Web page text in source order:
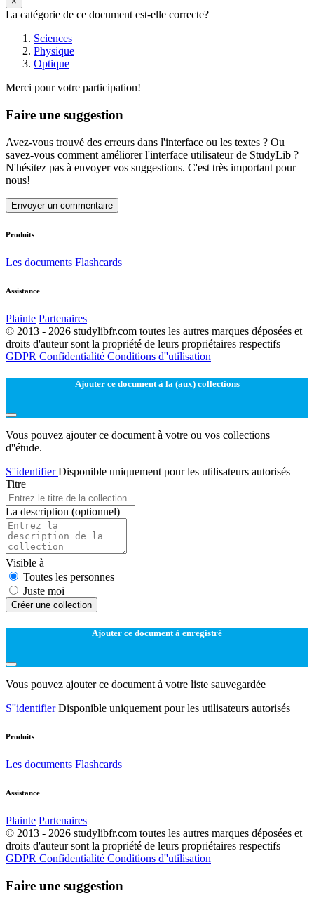
La catégorie de ce document est-elle correcte?
Sciences
Physique
Optique
Merci pour votre participation!
Faire une suggestion
Avez-vous trouvé des erreurs dans l'interface ou les textes ? Ou
savez-vous comment améliorer l'interface utilisateur de StudyLib ?
N'hésitez pas à envoyer vos suggestions. C'est très important pour
nous!
Envoyer un commentaire
Produits
Les documents Flashcards
Assistance
Plainte Partenaires
© 2013 - 2026 studylibfr.com toutes les autres marques déposées et
droits d'auteur sont la propriété de leurs propriétaires respectifs
GDPR Confidentialité Conditions d''utilisation
Ajouter ce document à la (aux) collections
Vous pouvez ajouter ce document à votre ou vos collections
d''étude.
S''identifierDisponible uniquement pour les utilisateurs autorisés
Titre
La description (optionnel)
Visible à
Toutes les personnes
Juste moi
Créer une collection
Ajouter ce document à enregistré
Vous pouvez ajouter ce document à votre liste sauvegardée
S''identifierDisponible uniquement pour les utilisateurs autorisés
Produits
Les documents Flashcards
Assistance
Plainte Partenaires
© 2013 - 2026 studylibfr.com toutes les autres marques déposées et
droits d'auteur sont la propriété de leurs propriétaires respectifs
GDPR Confidentialité Conditions d''utilisation
Faire une suggestion